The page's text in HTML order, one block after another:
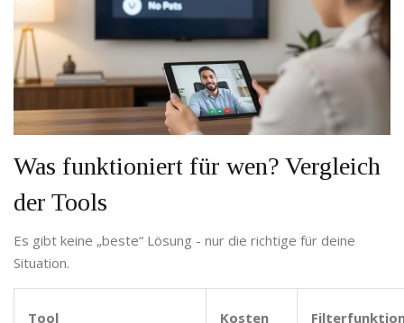
Was funktioniert für wen? Vergleich
der Tools
Es gibt keine „beste“ Lösung - nur die richtige für deine
Situation.
Tool Kosten